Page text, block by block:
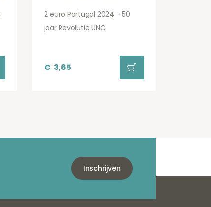
2 euro Portugal 2024 - 50
jaar Revolutie UNC
€ 3,65
Inschrijven